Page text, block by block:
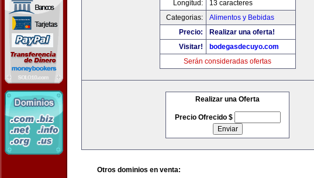
Longitud:
13 caracteres
Categorias:
Alimentos y Bebidas
Precio:
Realizar una oferta!
Visitar!
bodegasdecuyo.com
Serán consideradas ofertas
Realizar una Oferta
Precio Ofrecido $
Otros dominios en venta: